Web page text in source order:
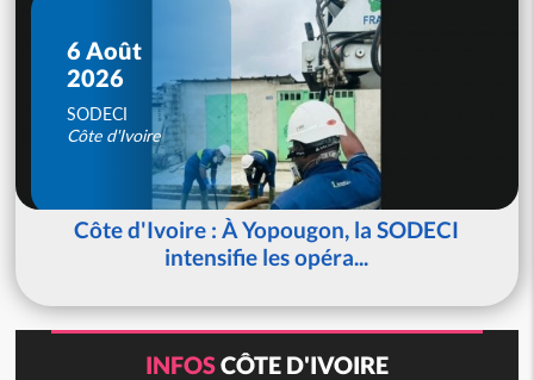
6 Août
2026
SODECI
Côte d'Ivoire
Côte d'Ivoire : À Yopougon, la SODECI
intensifie les opéra...
INFOSCÔTE D'IVOIRE